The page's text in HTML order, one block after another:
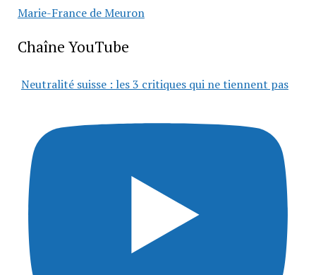
Marie-France de Meuron
Chaîne YouTube
Neutralité suisse : les 3 critiques qui ne tiennent pas